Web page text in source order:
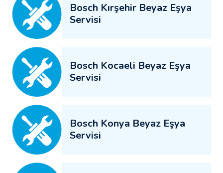
Bosch Kırşehir Beyaz Eşya
Servisi
Bosch Kocaeli Beyaz Eşya
Servisi
Bosch Konya Beyaz Eşya
Servisi